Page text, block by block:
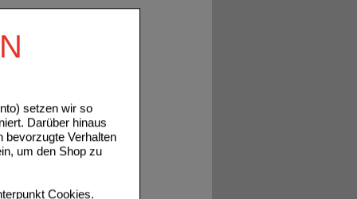
setzen wir so
Darüber hinaus
bevorzugte Verhalten
um den Shop zu
Cookies.
Details